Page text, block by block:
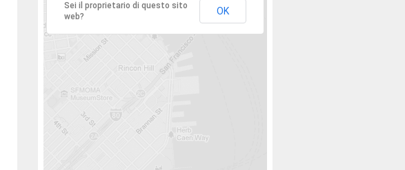
Sei il proprietario di questo sito
web?
OK